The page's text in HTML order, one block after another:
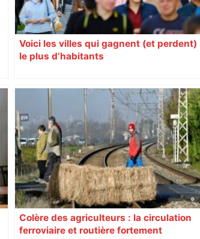
Voici les villes qui gagnent (et perdent)
le plus d’habitants
Colère des agriculteurs : la circulation
ferroviaire et routière fortement